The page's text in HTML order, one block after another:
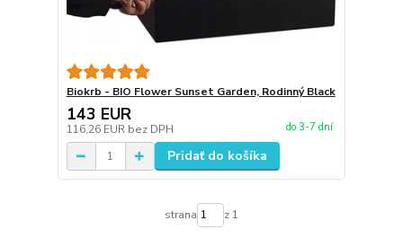
Biokrb - BIO Flower Sunset Garden, Rodinný Black
143 EUR
116,26 EUR bez DPH do 3-7 dní
Pridať do košíka
strana z 1